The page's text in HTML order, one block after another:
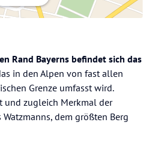
Rand Bayerns befindet sich das
in den Alpen von fast allen
Grenze umfasst wird.
und zugleich Merkmal der
dem größten Berg